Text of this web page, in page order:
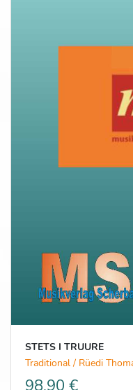
STETS I TRUURE
Traditional / Rüedi
98,90 €